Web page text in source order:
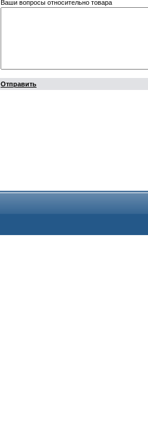
Ваши вопросы относительно товара
Отправить